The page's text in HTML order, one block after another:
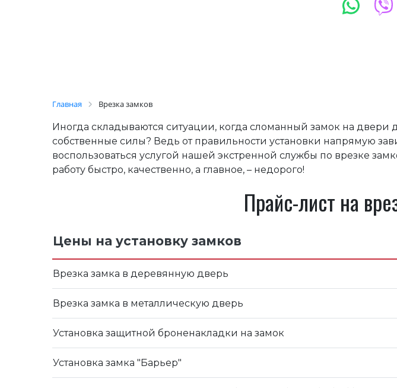
Главная Врезка замков
Иногда складываются ситуации, когда сломанный замок на двери
собственные силы? Ведь от правильности установки напрямую
воспользоваться услугой нашей экстренной службы по врезке
работу быстро, качественно, а главное, – недорого!
Прайс-лист на
Цены на установку замков
Врезка замка в деревянную дверь
Врезка замка в металлическую дверь
Установка защитной броненакладки на замок
Установка замка "Барьер"